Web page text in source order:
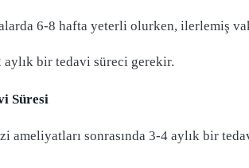
6-8 hafta yeterli olurken, ilerlemiş
bir tedavi süreci gerekir.
Süresi
ameliyatları sonrasında 3-4 aylık bir